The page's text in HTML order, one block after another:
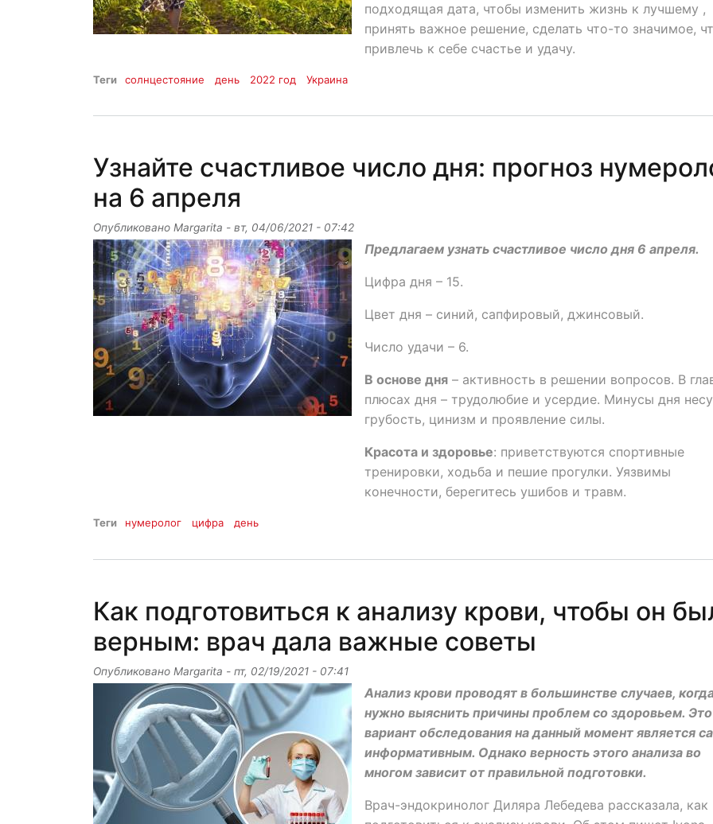
подходящая дата, чтобы изменить жизнь к лучшему ,
принять важное решение, сделать что-то значимое,
привлечь к себе счастье и удачу.
Теги солнцестояние день 2022 год Украина
Узнайте счастливое число дня: прогноз
на 6 апреля
Опубликовано Margarita - вт, 04/06/2021 - 07:42
Предлагаем узнать счастливое число дня 6 апреля.
Цифра дня – 15.
Цвет дня – синий, сапфировый, джинсовый.
Число удачи – 6.
В основе дня – активность в решении вопросов. В
плюсах дня – трудолюбие и усердие. Минусы дня
грубость, цинизм и проявление силы.
Красота и здоровье: приветствуются спортивные
тренировки, ходьба и пешие прогулки. Уязвимы
конечности, берегитесь ушибов и травм.
Теги нумеролог цифра день
Как подготовиться к анализу крови, чтобы он
верным: врач дала важные советы
Опубликовано Margarita - пт, 02/19/2021 - 07:41
Анализ крови проводят в большинстве случаев,
нужно выяснить причины проблем со здоровьем.
вариант обследования на данный момент является
информативным. Однако верность этого анализа во
многом зависит от правильной подготовки.
Врач-эндокринолог Диляра Лебедева рассказала, как